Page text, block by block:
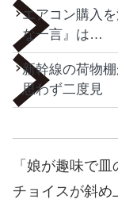
エアコン購入
な一言』は…
新幹線の荷物
思わず二度見
「娘が趣味で
チョイスが斜め